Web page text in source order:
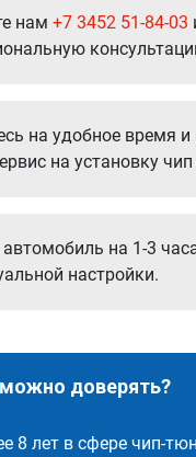
нам +7 3452 51-84-03
на удобное время и
на установку
автомобиль на 1-3
настройки.
доверять?
8 лет в сфере чип-